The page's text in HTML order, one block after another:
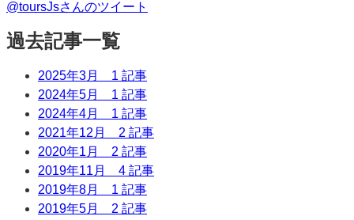
@toursJsさんのツイート
過去記事一覧
2025年3月 1 記事
2024年5月 1 記事
2024年4月 1 記事
2021年12月 2 記事
2020年1月 2 記事
2019年11月 4 記事
2019年8月 1 記事
2019年5月 2 記事